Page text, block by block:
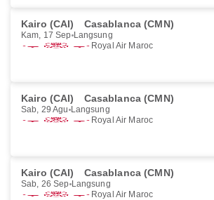
Kairo (CAI) Casablanca (CMN)
Kam, 17 Sep Langsung
Royal Air Maroc
Kairo (CAI) Casablanca (CMN)
Sab, 29 Agu Langsung
Royal Air Maroc
Kairo (CAI) Casablanca (CMN)
Sab, 26 Sep Langsung
Royal Air Maroc